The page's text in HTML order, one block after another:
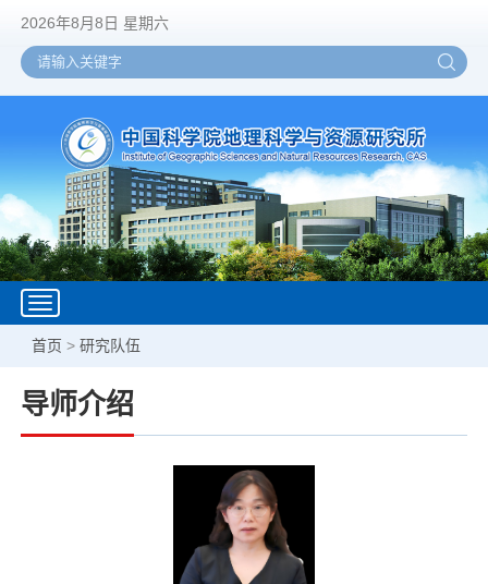
2026年8月8日 星期六
Toggle
navigation
首页 >研究队伍
导师介绍